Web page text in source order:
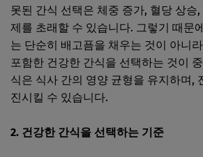
못된 간식 선택은 체중 증가, 혈당 상승
제를 초래할 수 있습니다. 그렇기 때문
는 단순히 배고픔을 채우는 것이 아니
포함한 건강한 간식을 선택하는 것이
식은 식사 간의 영양 균형을 유지하며,
진시킬 수 있습니다.
2. 건강한 간식을 선택하는 기준